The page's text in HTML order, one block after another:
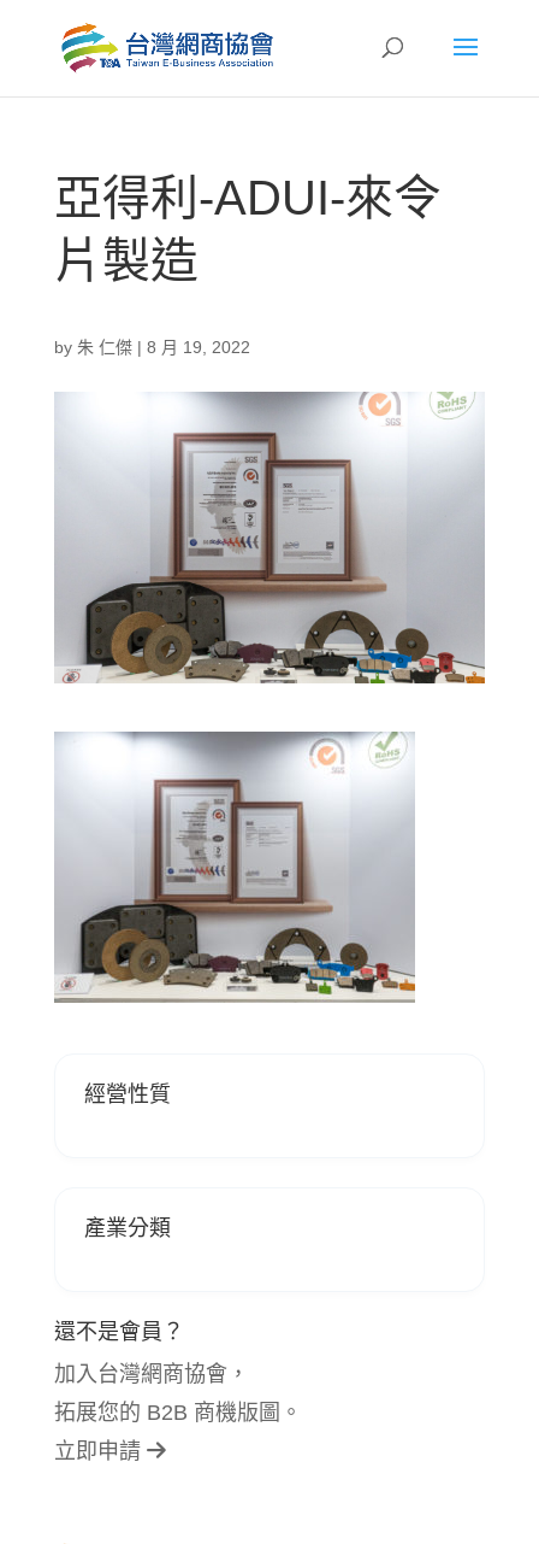
亞得利-ADUI-來令
片製造
by 朱 仁傑| 8 月 19, 2022
經營性質
產業分類
還不是會員？
加入台灣網商協會，
拓展您的 B2B 商機版圖。
立即申請